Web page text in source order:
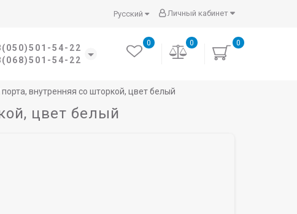
Личный кабинет
Русский
54-22
54-22
0
0
0
внутренняя со шторкой, цвет белый
цвет белый